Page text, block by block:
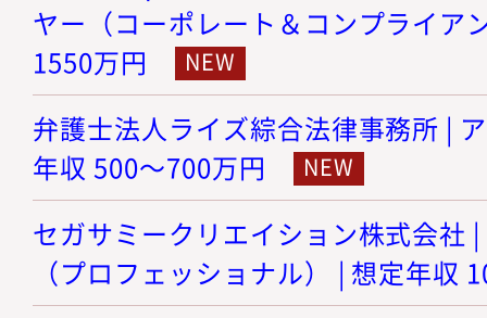
ヤー（コーポレート＆コンプライア
1550万円
弁護士法人ライズ綜合法律事務所 |
年収 500～700万円
セガサミークリエイション株式会社
（プロフェッショナル） | 想定年収